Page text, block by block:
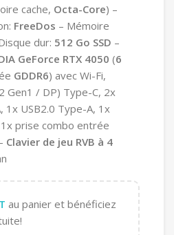
cache, Octa-Core) –
FreeDos – Mémoire
dur: 512 Go SSD –
GeForce RTX 4050 (6
GDDR6) avec Wi-Fi,
Gen1 / DP) Type-C, 2x
1x USB2.0 Type-A, 1x
prise combo entrée
Clavier de jeu RVB à 4
au panier et bénéficiez